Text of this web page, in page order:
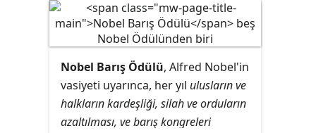
Oikarinen tarafından yazılmıştır.
Günümüzde IRC dünyanın hemen
her yerindeki insanların kullandığı
bir platform haline gelmiştir.
Nobel Barış Ödülü, Alfred Nobel'in
vasiyeti uyarınca, her yıl ulusların ve
halkların kardeşliği, silah ve orduların
azaltılması, ve barış kongreleri